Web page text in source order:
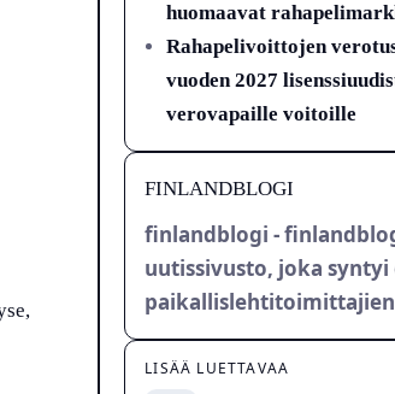
huomaavat
Rahapelivoittojen
vuoden 2027
verovapaille voitoille
FINLANDBLOGI
finlandblogi -
uutissivusto, joka syntyi
LISÄÄ LUETTAVAA